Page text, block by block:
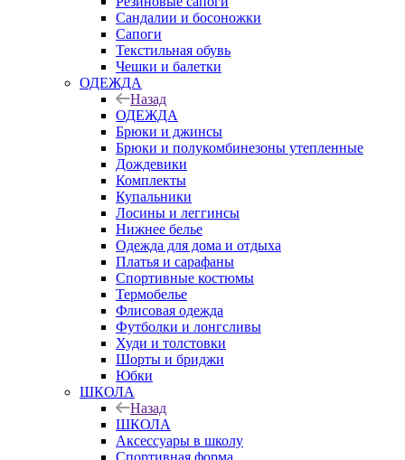
Сандалии и босоножки
Сапоги
Текстильная обувь
Чешки и балетки
ОДЕЖДА
Назад
ОДЕЖДА
Брюки и джинсы
Брюки и полукомбинезоны утепленные
Дождевики
Комплекты
Купальники
Лосины и леггинсы
Нижнее белье
Одежда для дома и отдыха
Платья и сарафаны
Спортивные костюмы
Термобелье
Флисовая одежда
Футболки и лонгсливы
Худи и толстовки
Шорты и бриджи
Юбки
ШКОЛА
Назад
ШКОЛА
Аксессуары в школу
Спортивная форма